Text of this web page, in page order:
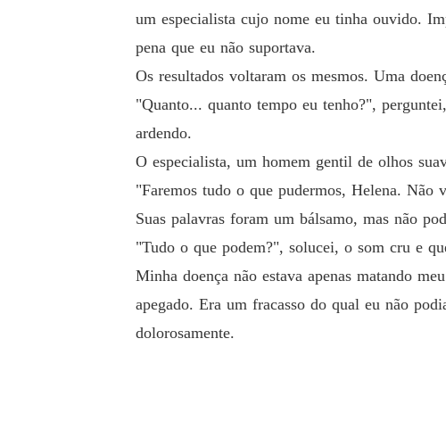
um especialista cujo nome eu tinha ouvido.
pena que eu não suportava.
Os resultados voltaram os mesmos. Uma
"Quanto... quanto tempo eu tenho?",
ardendo.
O especialista, um homem gentil de olhos
"Faremos tudo o que pudermos, Helena. Não
Suas palavras foram um bálsamo, mas não
"Tudo o que podem?", solucei, o som cru e
Minha doença não estava apenas matando
apegado. Era um fracasso do qual eu não
dolorosamente.